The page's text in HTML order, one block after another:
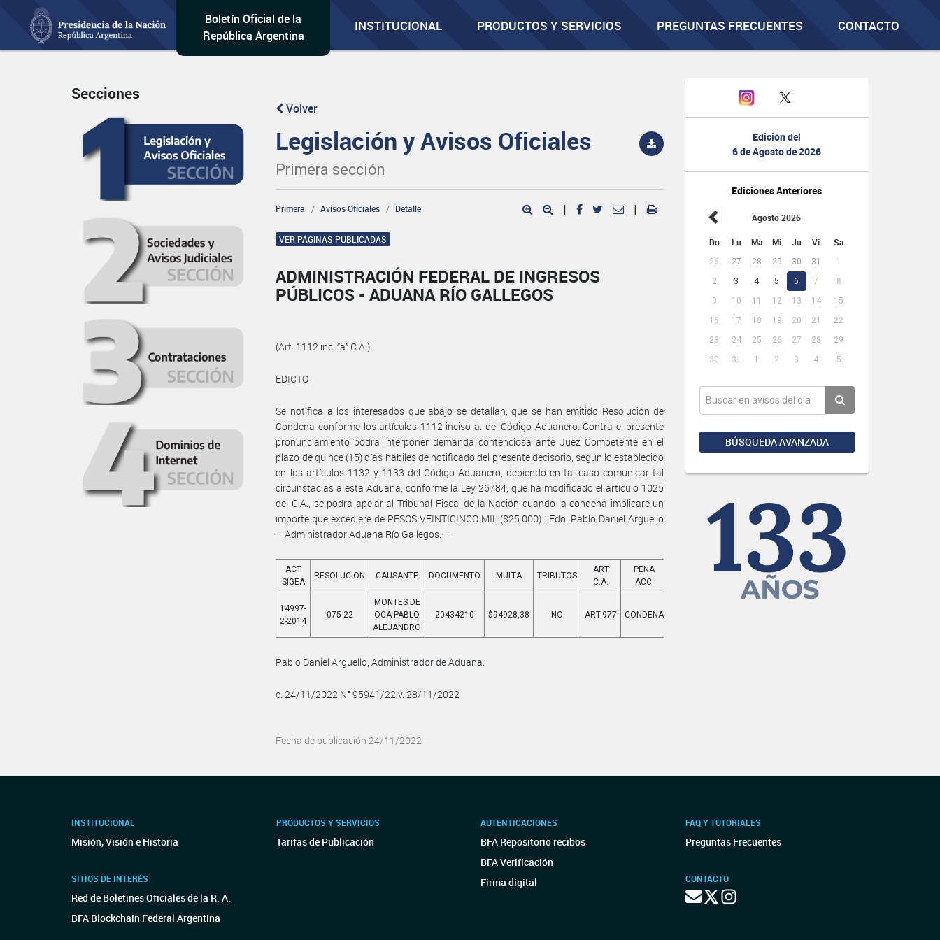
Boletín Oficial de la
República Argentina
INSTITUCIONAL PRODUCTOS Y SERVICIOS PREGUNTAS FRECUENTES CONTACTO
Edición del
6 de Agosto de 2026
Ediciones Anteriores
Agosto 2026
Do Lu Ma Mi Ju Vi Sa
26 27 28 29 30 31
1
2
3 4 5 6 7
8
9
10 11 12 13 14
15
16
17 18 19 20 21
22
23
24 25 26 27 28
29
30
31 1 2 3 4 5
BÚSQUEDA AVANZADA
Secciones
Volver
Legislación y Avisos Oficiales
Primera sección
Primera Avisos Oficiales Detalle | |
VER PÁGINAS PUBLICADAS
ADMINISTRACIÓN FEDERAL DE INGRESOS
PÚBLICOS - ADUANA RÍO GALLEGOS
(Art. 1112 inc. “a” C.A.)
EDICTO
Se notifica a los interesados que abajo se detallan, que se han emitido Resolución de
Condena conforme los artículos 1112 inciso a. del Código Aduanero. Contra el presente
pronunciamiento podra interponer demanda contenciosa ante Juez Competente en el
plazo de quince (15) días hábiles de notificado del presente decisorio, según lo establecido
en los artículos 1132 y 1133 del Código Aduanero, debiendo en tal caso comunicar tal
circunstacias a esta Aduana, conforme la Ley 26784, que ha modificado el artículo 1025
del C.A., se podrá apelar al Tribunal Fiscal de la Nación cuando la condena implicare un
importe que excediere de PESOS VEINTICINCO MIL ($25.000) : Fdo. Pablo Daniel Arguello
– Administrador Aduana Río Gallegos. –
ACT
SIGEA
RESOLUCION CAUSANTE DOCUMENTO MULTA TRIBUTOS
ART
C.A.
PENA
ACC.
14997-
2-2014
075-22
MONTES DE
OCA PABLO
ALEJANDRO
20434210 $94928,38 NO ART.977 CONDENA
Pablo Daniel Arguello, Administrador de Aduana.
e. 24/11/2022 N° 95941/22 v. 28/11/2022
Fecha de publicación 24/11/2022
INSTITUCIONAL
Misión, Visión e Historia
SITIOS DE INTERÉS
Red de Boletines Oficiales de la R. A.
BFA Blockchain Federal Argentina
PRODUCTOS Y SERVICIOS
Tarifas de Publicación
AUTENTICACIONES
BFA Repositorio recibos
BFA Verificación
Firma digital
FAQ Y TUTORIALES
Preguntas Frecuentes
CONTACTO